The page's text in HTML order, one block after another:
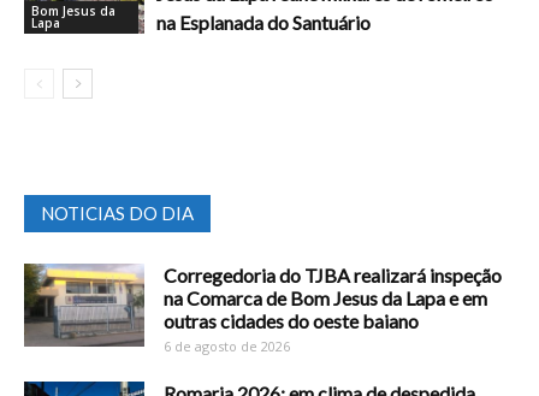
Bom Jesus da
Lapa
na Esplanada do Santuário
NOTICIAS DO DIA
Corregedoria do TJBA realizará inspeção
na Comarca de Bom Jesus da Lapa e em
outras cidades do oeste baiano
6 de agosto de 2026